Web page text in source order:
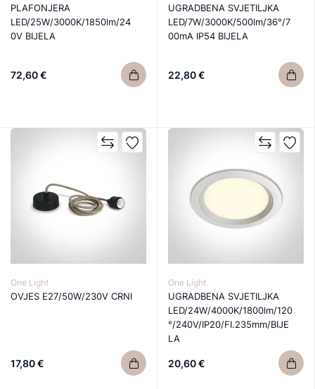
PLAFONJERA
LED/25W/3000K/1850lm/24
0V BIJELA
72,60 €
UGRADBENA SVJETILJKA
LED/7W/3000K/500lm/36°/7
00mA IP54 BIJELA
22,80 €
One Light
OVJES E27/50W/230V CRNI
17,80 €
One Light
UGRADBENA SVJETILJKA
LED/24W/4000K/1800lm/120
°/240V/IP20/FI.235mm/BIJE
LA
20,60 €